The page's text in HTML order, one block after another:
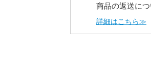
商品の返送に
詳細はこちら≫